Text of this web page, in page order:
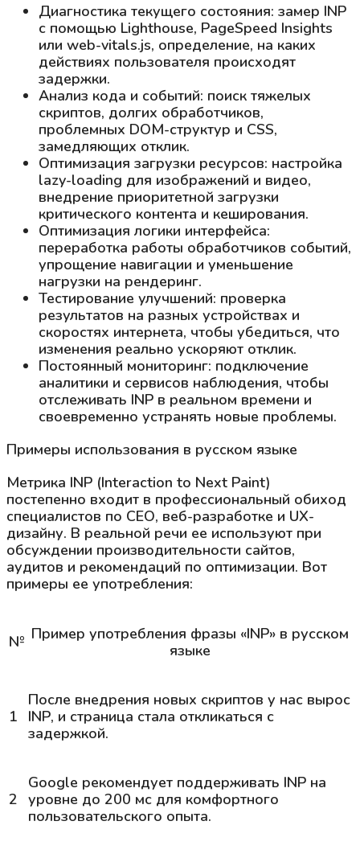
Диагностика текущего состояния: замер INP
с помощью Lighthouse, PageSpeed Insights
или web-vitals.js, определение, на каких
действиях пользователя происходят
задержки.
Анализ кода и событий: поиск тяжелых
скриптов, долгих обработчиков,
проблемных DOM-структур и CSS,
замедляющих отклик.
Оптимизация загрузки ресурсов: настройка
lazy-loading для изображений и видео,
внедрение приоритетной загрузки
критического контента и кеширования.
Оптимизация логики интерфейса:
переработка работы обработчиков событий,
упрощение навигации и уменьшение
нагрузки на рендеринг.
Тестирование улучшений: проверка
результатов на разных устройствах и
скоростях интернета, чтобы убедиться, что
изменения реально ускоряют отклик.
Постоянный мониторинг: подключение
аналитики и сервисов наблюдения, чтобы
отслеживать INP в реальном времени и
своевременно устранять новые проблемы.
Примеры использования в русском языке
Метрика INP (Interaction to Next Paint)
постепенно входит в профессиональный обиход
специалистов по СЕО, веб-разработке и UX-
дизайну. В реальной речи ее используют при
обсуждении производительности сайтов,
аудитов и рекомендаций по оптимизации. Вот
примеры ее употребления:
№ Пример употребления фразы «INP» в русском
языке
1
После внедрения новых скриптов у нас вырос
INP, и страница стала откликаться с
задержкой.
2
Google рекомендует поддерживать INP на
уровне до 200 мс для комфортного
пользовательского опыта.